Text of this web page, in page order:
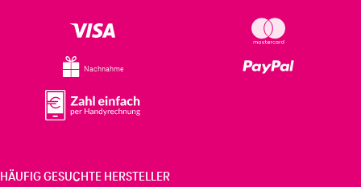
Nachnahme
HÄUFIG GESUCHTE HERSTELLER